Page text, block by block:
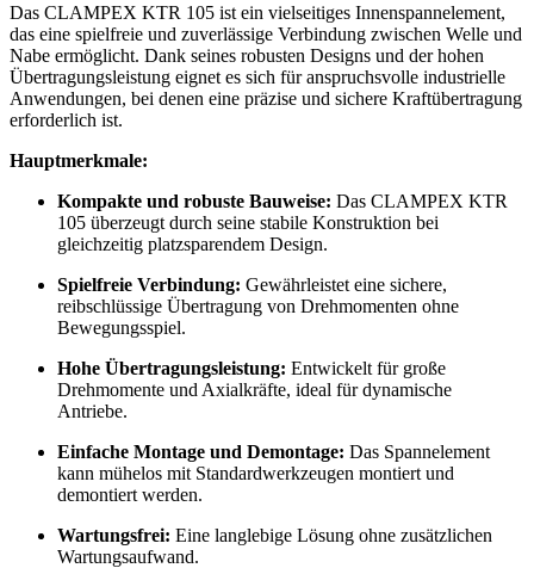
Das CLAMPEX KTR 105 ist ein vielseitiges Innenspannelement,
das eine spielfreie und zuverlässige Verbindung zwischen Welle und
Nabe ermöglicht. Dank seines robusten Designs und der hohen
Übertragungsleistung eignet es sich für anspruchsvolle industrielle
Anwendungen, bei denen eine präzise und sichere Kraftübertragung
erforderlich ist.
Hauptmerkmale:
Kompakte und robuste Bauweise: Das CLAMPEX KTR
105 überzeugt durch seine stabile Konstruktion bei
gleichzeitig platzsparendem Design.
Spielfreie Verbindung: Gewährleistet eine sichere,
reibschlüssige Übertragung von Drehmomenten ohne
Bewegungsspiel.
Hohe Übertragungsleistung: Entwickelt für große
Drehmomente und Axialkräfte, ideal für dynamische
Antriebe.
Einfache Montage und Demontage: Das Spannelement
kann mühelos mit Standardwerkzeugen montiert und
demontiert werden.
Wartungsfrei: Eine langlebige Lösung ohne zusätzlichen
Wartungsaufwand.